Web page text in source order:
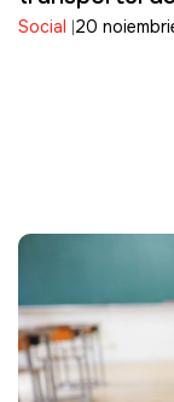
Leușeni-
Social 20